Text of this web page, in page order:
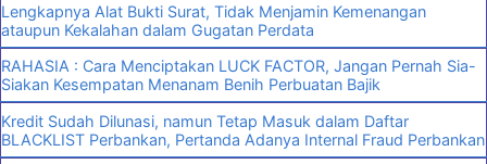
Lengkapnya Alat Bukti Surat, Tidak Menjamin Kemenangan
ataupun Kekalahan dalam Gugatan Perdata
RAHASIA : Cara Menciptakan LUCK FACTOR, Jangan Pernah Sia-
Siakan Kesempatan Menanam Benih Perbuatan Bajik
Kredit Sudah Dilunasi, namun Tetap Masuk dalam Daftar
BLACKLIST Perbankan, Pertanda Adanya Internal Fraud Perbankan